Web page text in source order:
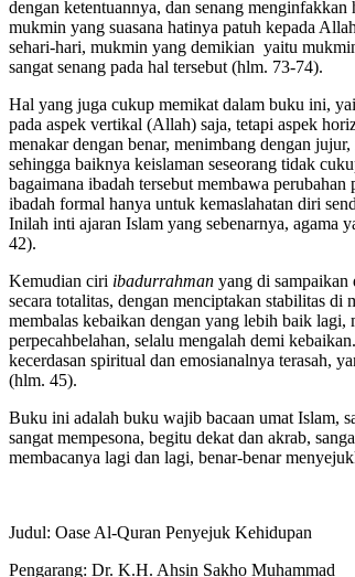
dengan ketentuannya, dan senang
mukmin yang suasana hatinya patuh kepada
sehari-hari, mukmin yang demikian yaitu
sangat senang pada hal tersebut (hlm. 73-74).
Hal yang juga cukup memikat dalam buku ini,
pada aspek vertikal (Allah) saja, tetapi aspek
menakar dengan benar, menimbang dengan
sehingga baiknya keislaman seseorang tidak
bagaimana ibadah tersebut membawa
ibadah formal hanya untuk kemaslahatan diri
Inilah inti ajaran Islam yang sebenarnya, agama
42).
Kemudian ciri ibadurrahman yang di
secara totalitas, dengan menciptakan stabilitas
membalas kebaikan dengan yang lebih baik
perpecahbelahan, selalu mengalah demi
kecerdasan spiritual dan emosianalnya terasah,
(hlm. 45).
Buku ini adalah buku wajib bacaan umat Islam,
sangat mempesona, begitu dekat dan akrab,
membacanya lagi dan lagi, benar-benar
Judul: Oase Al-Quran Penyejuk Kehidupan
Pengarang: Dr. K.H. Ahsin Sakho Muhammad